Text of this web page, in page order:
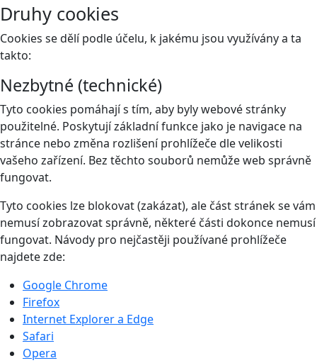
Druhy cookies
Cookies se dělí podle účelu, k jakému jsou využívány a ta
takto:
Nezbytné (technické)
Tyto cookies pomáhají s tím, aby byly webové stránky
použitelné. Poskytují základní funkce jako je navigace na
stránce nebo změna rozlišení prohlížeče dle velikosti
vašeho zařízení. Bez těchto souborů nemůže web správně
fungovat.
Tyto cookies lze blokovat (zakázat), ale část stránek se vám
nemusí zobrazovat správně, některé části dokonce nemusí
fungovat. Návody pro nejčastěji používané prohlížeče
najdete zde:
Google Chrome
Firefox
Internet Explorer a Edge
Safari
Opera